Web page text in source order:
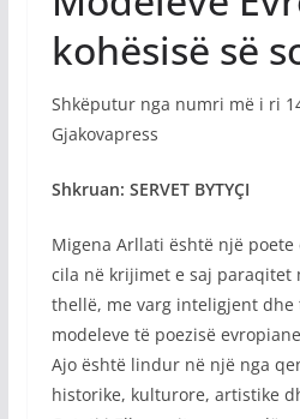
kohësisë së
Shkëputur nga numri më i ri
Gjakovapress
Shkruan: SERVET BYTYÇI
Migena Arllati është një
cila në krijimet e saj paraqitet
thellë, me varg inteligjent
modeleve të poezisë
Ajo është lindur në një nga
historike, kulturore, artistike